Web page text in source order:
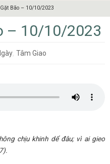
Bão – 10/10/2023
– 10/10/2023
,Tâm Giao
chịu khinh dể đâu; vì ai gieo